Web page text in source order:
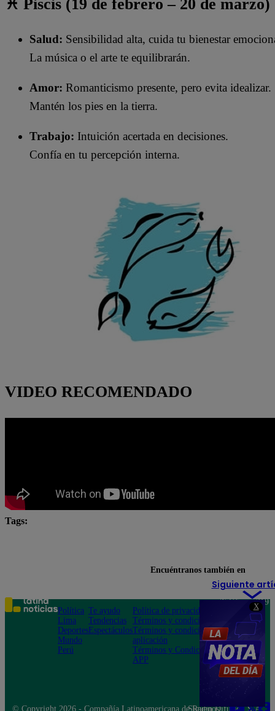
X
♓ Piscis (19 de febrero – 20 de marzo)
Salud: Sensibilidad alta, cuida tu bienestar
La música o el arte te equilibrarán.
Amor: Romanticismo presente, pero evita idealizar.
Mantén los pies en la tierra.
Trabajo: Intuición acertada en decisiones.
Confía en tu percepción interna.
VIDEO RECOMENDADO
Tags:
Siguiente
Encuéntranos también en
Política
Lima
Deportes
Mundo
Perú
Te ayudo
Tendencias
Espectáculos
Política de privacidad
Términos y condiciones
Términos y condiciones
aplicación
Términos y Condiciones
APP
Teléfono: 219
Av. San
Felipe 968
Jesús María
© Copyright 2026 - Compañía Latinoamericana de Radio Difusión S.A.
Síguenos